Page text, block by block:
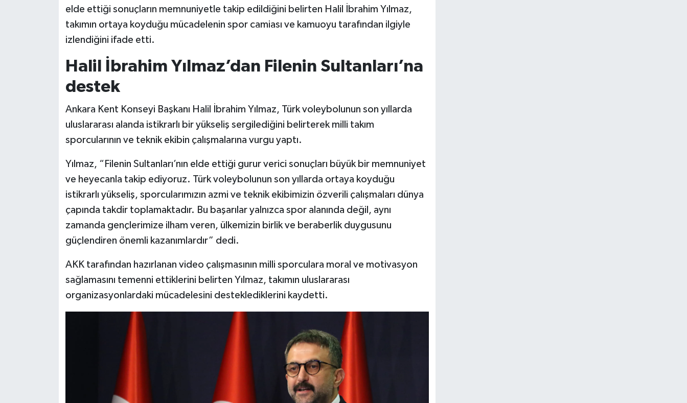
elde ettiği sonuçların memnuniyetle takip edildiğini belirten Halil İbrahim Yılmaz,
takımın ortaya koyduğu mücadelenin spor camiası ve kamuoyu tarafından ilgiyle
izlendiğini ifade etti.
Halil İbrahim Yılmaz’dan Filenin Sultanları’na
destek
Ankara Kent Konseyi Başkanı Halil İbrahim Yılmaz, Türk voleybolunun son yıllarda
uluslararası alanda istikrarlı bir yükseliş sergilediğini belirterek milli takım
sporcularının ve teknik ekibin çalışmalarına vurgu yaptı.
Yılmaz, “Filenin Sultanları’nın elde ettiği gurur verici sonuçları büyük bir memnuniyet
ve heyecanla takip ediyoruz. Türk voleybolunun son yıllarda ortaya koyduğu
istikrarlı yükseliş, sporcularımızın azmi ve teknik ekibimizin özverili çalışmaları dünya
çapında takdir toplamaktadır. Bu başarılar yalnızca spor alanında değil, aynı
zamanda gençlerimize ilham veren, ülkemizin birlik ve beraberlik duygusunu
güçlendiren önemli kazanımlardır” dedi.
AKK tarafından hazırlanan video çalışmasının milli sporculara moral ve motivasyon
sağlamasını temenni ettiklerini belirten Yılmaz, takımın uluslararası
organizasyonlardaki mücadelesini desteklediklerini kaydetti.
Televizyon